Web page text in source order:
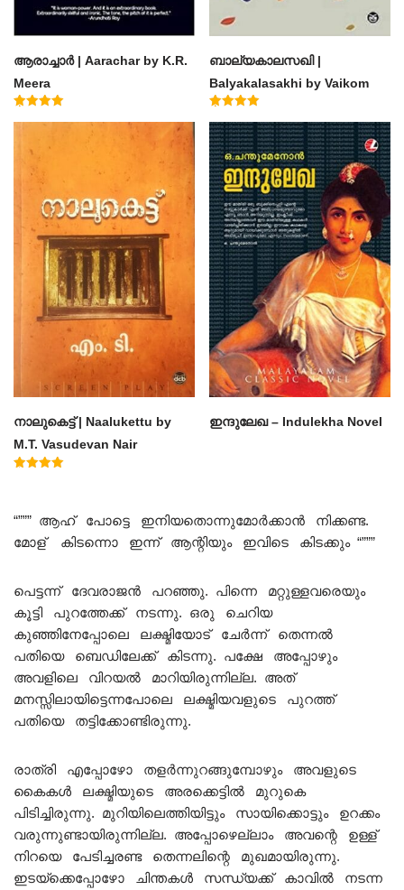
ആരാച്ചാര്‍ | Aarachar by K.R.
Meera
ബാല്യകാലസഖി |
Balyakalasakhi by Vaikom
Muhammad Basheer
4.60
out of 5
നാലുകെട്ട് | Naalukettu by
M.T. Vasudevan Nair
ഇന്ദുലേഖ – Indulekha Novel
“””” ആഹ് പോട്ടെ ഇനിയതൊന്നുമോർക്കാൻ നിക്കണ്ട.
മോള് കിടന്നൊ ഇന്ന് ആന്റിയും ഇവിടെ കിടക്കും “”””
പെട്ടന്ന് ദേവരാജൻ പറഞ്ഞു. പിന്നെ മറ്റുള്ളവരെയും
കൂട്ടി പുറത്തേക്ക് നടന്നു. ഒരു ചെറിയ
കുഞ്ഞിനേപ്പോലെ ലക്ഷ്മിയോട് ചേർന്ന് തെന്നൽ
പതിയെ ബെഡിലേക്ക് കിടന്നു. പക്ഷേ അപ്പോഴും
അവളിലെ വിറയൽ മാറിയിരുന്നില്ല. അത്
മനസ്സിലായിട്ടെന്നപോലെ ലക്ഷ്മിയവളുടെ പുറത്ത്
പതിയെ തട്ടിക്കോണ്ടിരുന്നു.
രാത്രി എപ്പോഴോ തളർന്നുറങ്ങുമ്പോഴും അവളുടെ
കൈകൾ ലക്ഷ്മിയുടെ അരക്കെട്ടിൽ മുറുകെ
പിടിച്ചിരുന്നു. മുറിയിലെത്തിയിട്ടും സായിക്കൊട്ടും ഉറക്കം
വരുന്നുണ്ടായിരുന്നില്ല. അപ്പോഴെല്ലാം അവന്റെ ഉള്ള്
നിറയെ പേടിച്ചരണ്ട തെന്നലിന്റെ മുഖമായിരുന്നു.
ഇടയ്ക്കെപ്പോഴോ ചിന്തകൾ സന്ധ്യക്ക് കാവിൽ നടന്ന